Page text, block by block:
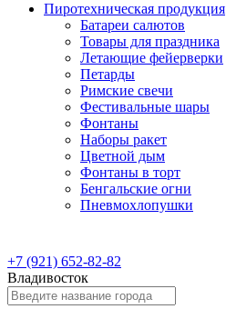
Пиротехническая продукция
Батареи салютов
Товары для праздника
Летающие фейерверки
Петарды
Римские свечи
Фестивальные шары
Фонтаны
Наборы ракет
Цветной дым
Фонтаны в торт
Бенгальские огни
Пневмохлопушки
+7 (921) 652-82-82
Владивосток